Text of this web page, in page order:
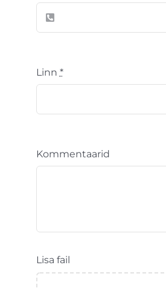
Linn *
Kommentaarid
Lisa fail